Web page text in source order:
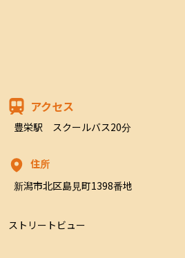
アクセス
豊栄駅　スクールバス20分
住所
新潟市北区島見町1398番地
ストリートビュー